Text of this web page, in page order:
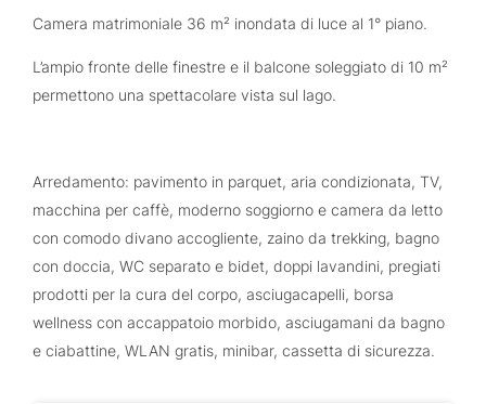
Camera matrimoniale 36 m² inondata di luce al 1° piano.
L’ampio fronte delle finestre e il balcone soleggiato di 10 m²
permettono una spettacolare vista sul lago.
Arredamento: pavimento in parquet, aria condizionata, TV,
macchina per caffè, moderno soggiorno e camera da letto
con comodo divano accogliente, zaino da trekking, bagno
con doccia, WC separato e bidet, doppi lavandini, pregiati
prodotti per la cura del corpo, asciugacapelli, borsa
wellness con accappatoio morbido, asciugamani da bagno
e ciabattine, WLAN gratis, minibar, cassetta di sicurezza.